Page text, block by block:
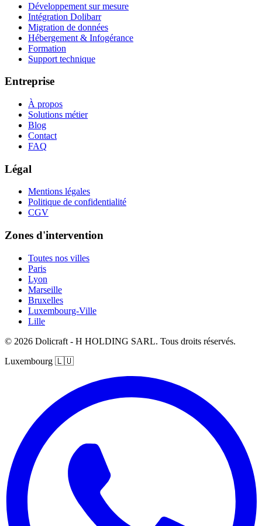
Développement sur mesure
Intégration Dolibarr
Migration de données
Hébergement & Infogérance
Formation
Support technique
Entreprise
À propos
Solutions métier
Blog
Contact
FAQ
Légal
Mentions légales
Politique de confidentialité
CGV
Zones d'intervention
Toutes nos villes
Paris
Lyon
Marseille
Bruxelles
Luxembourg-Ville
Lille
© 2026 Dolicraft - H HOLDING SARL. Tous droits réservés.
Luxembourg 🇱🇺